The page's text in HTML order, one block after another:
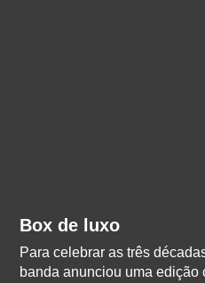
Box de luxo
Para celebrar as três
banda anunciou uma edição